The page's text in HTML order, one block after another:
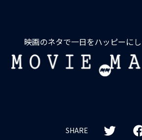
映画のネタで一日をハッピーに
MOVIE
MARBIE
SHARE